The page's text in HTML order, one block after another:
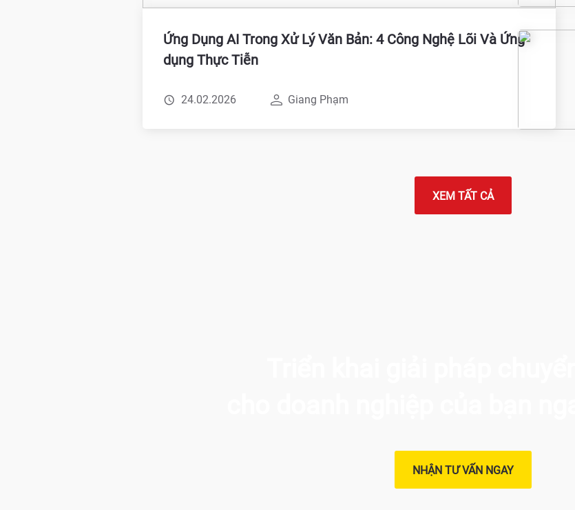
Ứng Dụng AI Trong Xử Lý Văn Bản: 4 Công Nghệ Lõi Và Ứng
dụng Thực Tiễn
24.02.2026 Giang Phạm
XEM TẤT CẢ
NHẬN TƯ VẤN NGAY